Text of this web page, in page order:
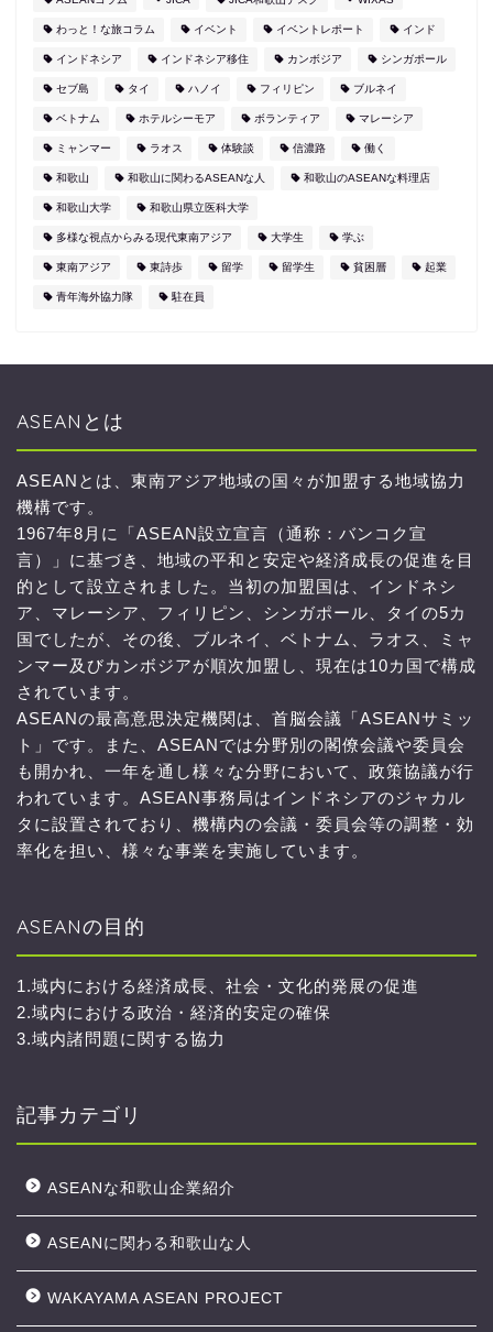
わっと！な旅コラム イベント イベントレポート インド
インドネシア インドネシア移住 カンボジア シンガポール
セブ島 タイ ハノイ フィリピン ブルネイ
ベトナム ホテルシーモア ボランティア マレーシア
ミャンマー ラオス 体験談 信濃路 働く
和歌山 和歌山に関わるASEANな人 和歌山のASEANな料理店
和歌山大学 和歌山県立医科大学
多様な視点からみる現代東南アジア 大学生 学ぶ
東南アジア 東詩歩 留学 留学生 貧困層 起業
青年海外協力隊 駐在員
ASEANとは
ASEANとは、東南アジア地域の国々が加盟する地域協力
機構です。
1967年8月に「ASEAN設立宣言（通称：バンコク宣
言）」に基づき、地域の平和と安定や経済成長の促進を目
的として設立されました。当初の加盟国は、インドネシ
ア、マレーシア、フィリピン、シンガポール、タイの5カ
国でしたが、その後、ブルネイ、ベトナム、ラオス、ミャ
ンマー及びカンボジアが順次加盟し、現在は10カ国で構成
されています。
ASEANの最高意思決定機関は、首脳会議「ASEANサミッ
ト」です。また、ASEANでは分野別の閣僚会議や委員会
も開かれ、一年を通し様々な分野において、政策協議が行
われています。ASEAN事務局はインドネシアのジャカル
タに設置されており、機構内の会議・委員会等の調整・効
率化を担い、様々な事業を実施しています。
ASEANの目的
1.域内における経済成長、社会・文化的発展の促進
2.域内における政治・経済的安定の確保
3.域内諸問題に関する協力
記事カテゴリ
ASEANな和歌山企業紹介
ASEANに関わる和歌山な人
WAKAYAMA ASEAN PROJECT